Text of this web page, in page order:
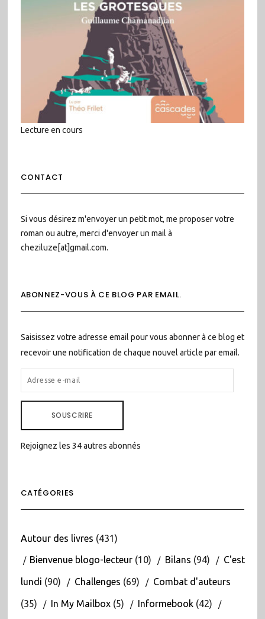
Lecture en cours
CONTACT
Si vous désirez m'envoyer un petit mot, me proposer votre
roman ou autre, merci d'envoyer un mail à
cheziluze[at]gmail.com.
ABONNEZ-VOUS À CE BLOG PAR EMAIL.
Saisissez votre adresse email pour vous abonner à ce blog et
recevoir une notification de chaque nouvel article par email.
ADRESSE
E-
SOUSCRIRE
Rejoignez les 34 autres abonnés
CATÉGORIES
Autour des livres (431)
Bienvenue blogo-lecteur(10) Bilans (94) C'est
lundi (90) Challenges (69) Combat d'auteurs
(35) In My Mailbox(5) Informebook(42)